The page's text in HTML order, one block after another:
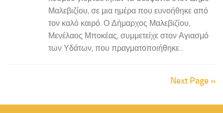
Μαλεβιζίου, σε μια ημέρα που ευνοήθηκε από
τον καλό καιρό. Ο Δήμαρχος Μαλεβιζίου,
Μενέλαος Μποκέας, συμμετείχε στον Αγιασμό
των Υδάτων, που πραγματοποιήθηκε...
Next Page »